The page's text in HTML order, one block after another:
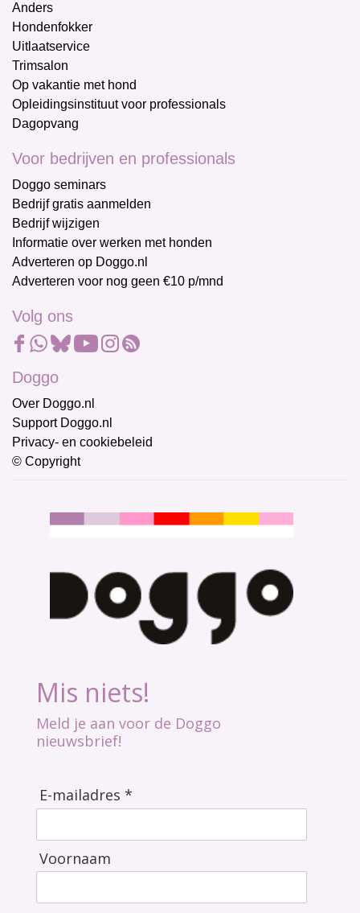
Anders
Hondenfokker
Uitlaatservice
Trimsalon
Op vakantie met hond
Opleidingsinstituut voor professionals
Dagopvang
Voor bedrijven en professionals
Doggo seminars
Bedrijf gratis aanmelden
Bedrijf wijzigen
Informatie over werken met honden
Adverteren op Doggo.nl
Adverteren voor nog geen €10 p/mnd
Volg ons
Doggo
Over Doggo.nl
Support Doggo.nl
Privacy- en cookiebeleid
© Copyright
Mis niets!
Meld je aan voor de Doggo
nieuwsbrief!
E-mailadres *
Voornaam